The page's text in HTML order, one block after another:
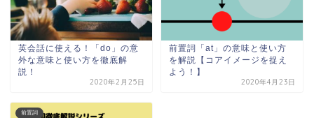
英会話に使える！「do」の意
外な意味と使い方を徹底解
説！
2020年2月25日
前置詞「at」の意味と使い方
を解説【コアイメージを捉え
よう！】
2020年4月23日
前置詞